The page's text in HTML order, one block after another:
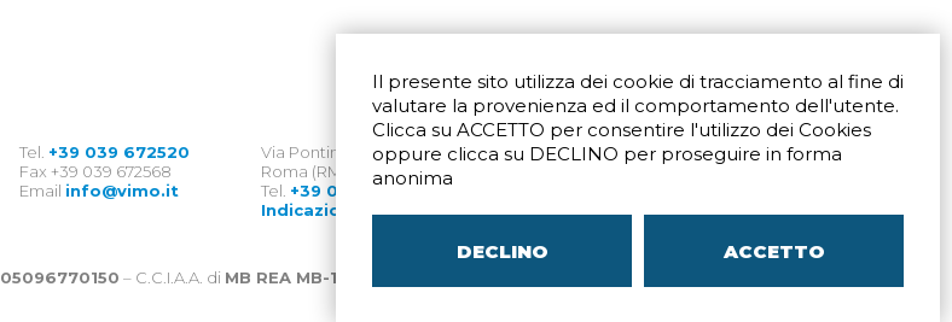
Il presente sito utilizza dei cookie di tracciamento al fine di
valutare la provenienza ed il comportamento dell'utente.
Clicca su ACCETTO per consentire l'utilizzo dei Cookies
oppure clicca su DECLINO per proseguire in forma
anonima
DECLINO ACCETTO
Tel. +39 039 672520
Fax +39 039 672568
Email info@vimo.it
Via Pontina 583
Roma (RM) 00128
Tel. +39 06 80079273
Indicazioni Stradali
Via San Crispino 64
05096770150 – C.C.I.A.A. di MB REA MB-1176225